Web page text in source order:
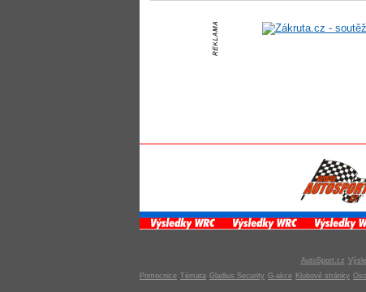
AutoSport.cz
Pomocnice Témata Gladius Security G-akce Klubové stránky